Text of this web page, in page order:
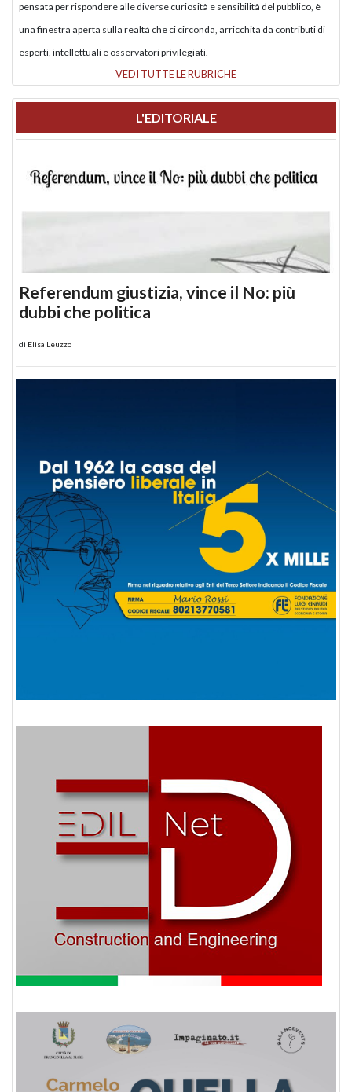
pensata per rispondere alle diverse curiosità e sensibilità del pubblico, è
una finestra aperta sulla realtà che ci circonda, arricchita da contributi di
esperti, intellettuali e osservatori privilegiati.
VEDI TUTTE LE RUBRICHE
L'EDITORIALE
Referendum giustizia, vince il No: più
dubbi che politica
di Elisa Leuzzo